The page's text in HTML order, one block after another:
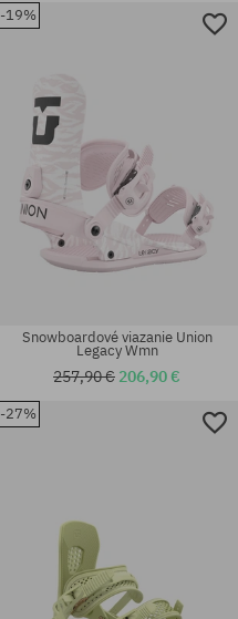
Dostupné veľkosti:
-19%
Snowboardové viazanie Union
Legacy Wmn
257,90 € 206,90 €
-27%